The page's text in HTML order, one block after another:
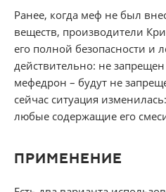
Ранее, когда меф не был
веществ, производители
его полной безопасности и
действительно: не
мефедрон – будут не
сейчас ситуация
любые содержащие его
ПРИМЕНЕНИЕ